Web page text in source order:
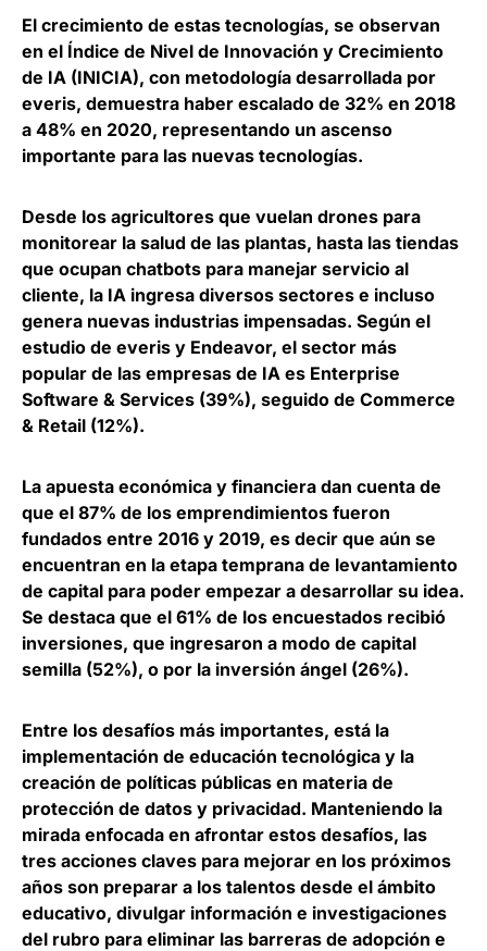
El crecimiento de estas tecnologías, se observan
en el Índice de Nivel de Innovación y Crecimiento
de IA (INICIA), con metodología desarrollada por
everis, demuestra haber escalado de 32% en 2018
a 48% en 2020, representando un ascenso
importante para las nuevas tecnologías.
Desde los agricultores que vuelan drones para
monitorear la salud de las plantas, hasta las tiendas
que ocupan chatbots para manejar servicio al
cliente, la IA ingresa diversos sectores e incluso
genera nuevas industrias impensadas. Según el
estudio de everis y Endeavor, el sector más
popular de las empresas de IA es Enterprise
Software & Services (39%), seguido de Commerce
& Retail (12%).
La apuesta económica y financiera dan cuenta de
que el 87% de los emprendimientos fueron
fundados entre 2016 y 2019, es decir que aún se
encuentran en la etapa temprana de levantamiento
de capital para poder empezar a desarrollar su idea.
Se destaca que el 61% de los encuestados recibió
inversiones, que ingresaron a modo de capital
semilla (52%), o por la inversión ángel (26%).
Entre los desafíos más importantes, está la
implementación de educación tecnológica y la
creación de políticas públicas en materia de
protección de datos y privacidad. Manteniendo la
mirada enfocada en afrontar estos desafíos, las
tres acciones claves para mejorar en los próximos
años son preparar a los talentos desde el ámbito
educativo, divulgar información e investigaciones
del rubro para eliminar las barreras de adopción e